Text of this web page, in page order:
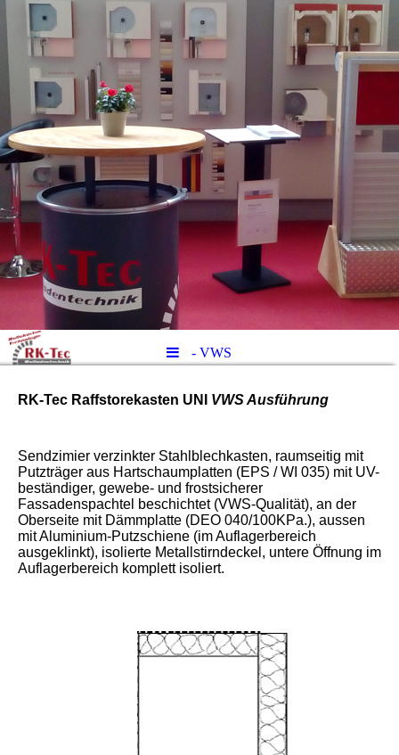
- VWS
RK-Tec Raffstorekasten UNI VWS Ausführung
Sendzimier verzinkter Stahlblechkasten, raumseitig mit
Putzträger aus Hartschaumplatten (EPS / WI 035) mit UV-
beständiger, gewebe- und frostsicherer
Fassadenspachtel beschichtet (VWS-Qualität), an der
Oberseite mit Dämmplatte (DEO 040/100KPa.), aussen
mit Aluminium-Putzschiene (im Auflagerbereich
ausgeklinkt), isolierte Metallstirndeckel, untere Öffnung im
Auflagerbereich komplett isoliert.